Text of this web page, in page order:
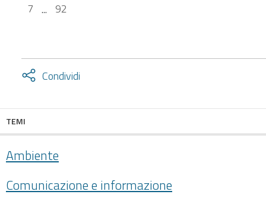
7 ... 92
Condividi
Attiva
TEMI
Ambiente
Comunicazione e informazione